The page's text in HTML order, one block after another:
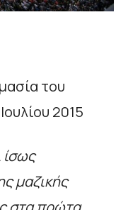
του
2015
ίσως
μαζικής